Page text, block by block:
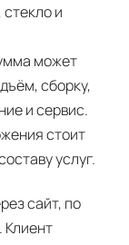
и
может
сборку,
и сервис.
стоит
услуг.
сайт, по
Клиент